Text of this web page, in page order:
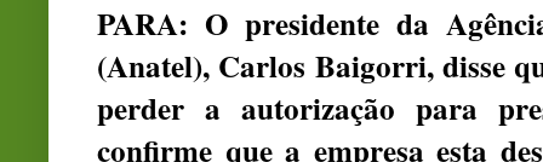
PARA: O presidente da
(Anatel), Carlos Baigorri, disse
perder a autorização para
confirme que a empresa esta